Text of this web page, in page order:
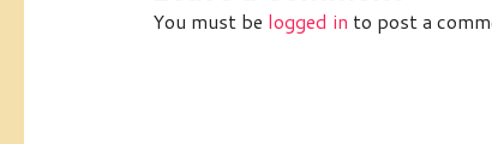
You must be logged in to post a